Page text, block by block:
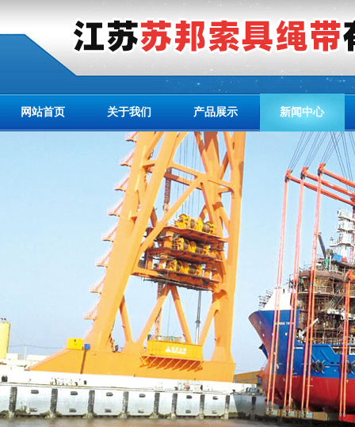
网站首页 关于我们 产品展示 新闻中心